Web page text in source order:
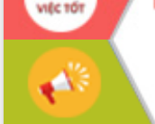
Phó Chủ tịch UBND tỉnh Đắk
Trương Công Thái kiểm tra
Dự án cao tốc Khánh Hòa -
Thuột
Định vị cà phê Việt Nam như
sản sống” trong dòng chảy